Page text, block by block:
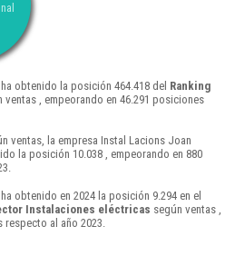
obtenido la posición 464.418 del Ranking
ventas , empeorando en 46.291 posiciones
ventas, la empresa Instal Lacions Joan
la posición 10.038 , empeorando en 880
obtenido en 2024 la posición 9.294 en el
Instalaciones eléctricas según ventas ,
al año 2023.